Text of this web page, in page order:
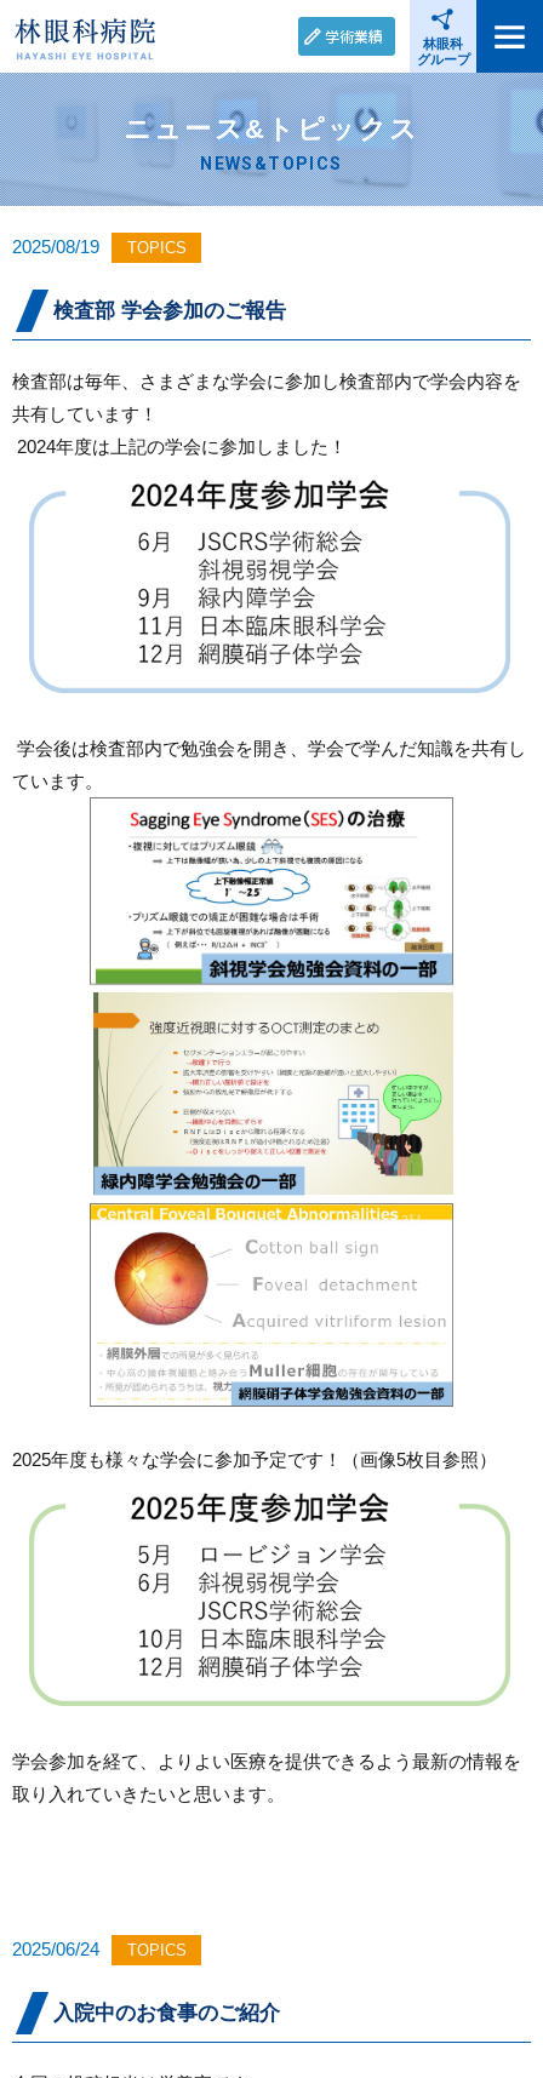
学術業績
林眼科
グループ
ニュース&トピックス
NEWS&TOPICS
2025/08/19 TOPICS
検査部 学会参加のご報告
検査部は毎年、さまざまな学会に参加し検査部内で学会内容を
共有しています！
2024年度は上記の学会に参加しました！
学会後は検査部内で勉強会を開き、学会で学んだ知識を共有し
ています。
2025年度も様々な学会に参加予定です！（画像5枚目参照）
学会参加を経て、よりよい医療を提供できるよう最新の情報を
取り入れていきたいと思います。
2025/06/24 TOPICS
入院中のお食事のご紹介